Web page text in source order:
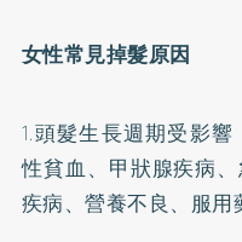
女性常見掉髮原因
1.頭髮生長週期受影
性貧血、甲狀腺疾病
疾病、營養不良、服用